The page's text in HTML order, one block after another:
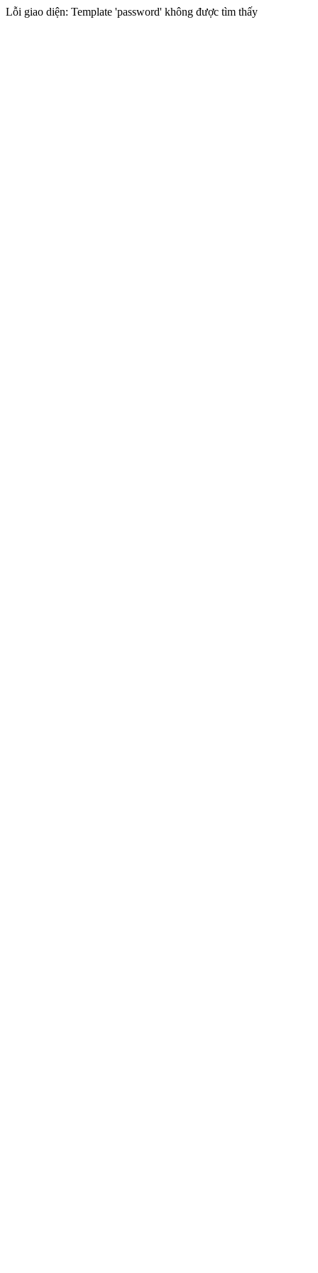
Lỗi giao diện: Template 'password' không được tìm thấy